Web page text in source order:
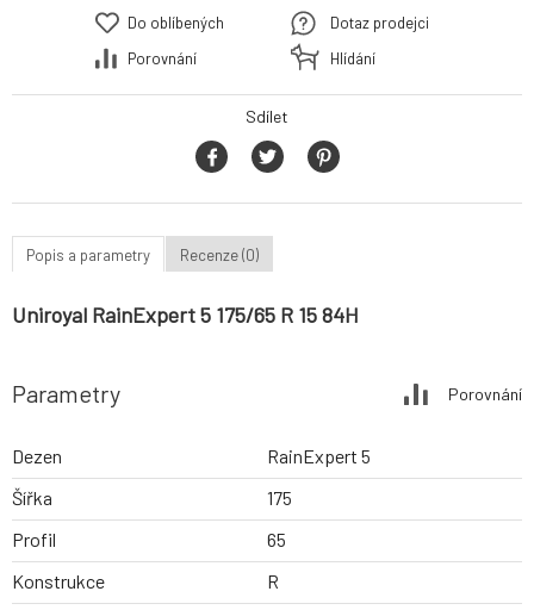
Do oblíbených
Porovnání
Dotaz prodejci
Hlídání
Sdílet
Popis a parametry Recenze (0)
Uniroyal RainExpert 5 175/65 R 15 84H
Parametry Porovnání
Dezen
RainExpert 5
Šířka
175
Profil
65
Konstrukce
R